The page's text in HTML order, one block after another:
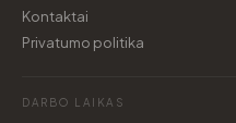
Kontaktai
Privatumo politika
DARBO LAIKAS